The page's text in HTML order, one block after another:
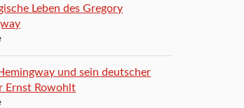
Leben des Gregory
und sein deutscher
Ernst Rowohlt